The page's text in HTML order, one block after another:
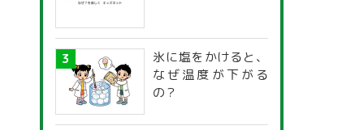
氷に塩をかけると、
なぜ温度が下がる
の？